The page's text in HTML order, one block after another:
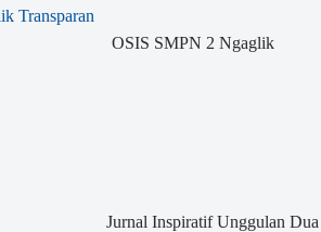
OSIS SMPN 2 Ngaglik
Jurnal Inspiratif Unggulan